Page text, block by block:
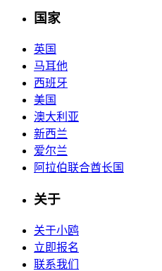
国家
英国
马耳他
西班牙
美国
澳大利亚
新西兰
爱尔兰
阿拉伯联合酋长国
关于
关于小鸥
立即报名
联系我们